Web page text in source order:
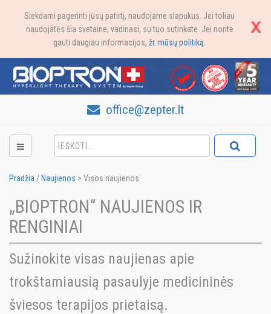
Siekdami pagerinti jūsų patirtį, naudojame slapukus. Jei toliau
naudojatės šia svetaine, vadinasi, su tuo sutinkate. Jei norite
gauti daugiau informacijos, žr. mūsų politiką
office@zepter.lt
Pradžia / Naujienos > Visos naujienos
„BIOPTRON“ NAUJIENOS IR
RENGINIAI
Sužinokite visas naujienas apie
trokštamiausią pasaulyje medicininės
šviesos terapijos prietaisą.